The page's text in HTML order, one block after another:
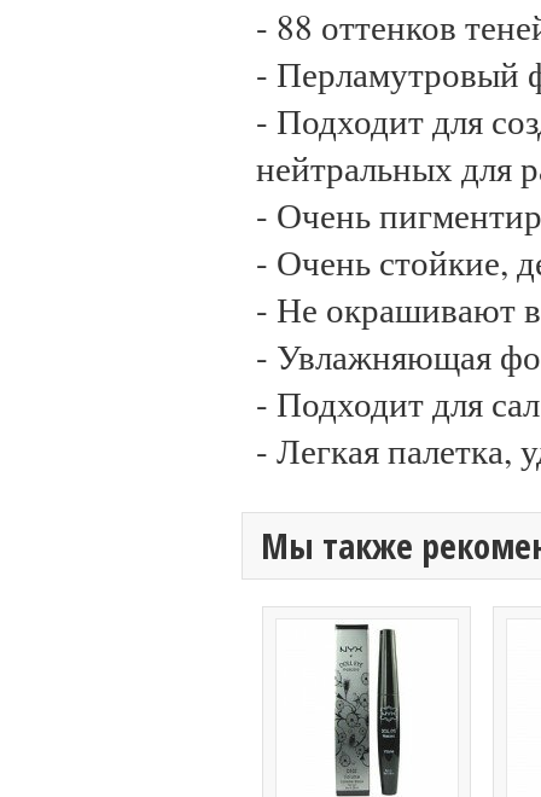
- 88 оттенков
- Перламутровый
- Подходит для
нейтральных для
- Очень
- Очень стойкие,
- Не окрашивают
- Увлажняющая
- Подходит для
- Легкая палетка,
Мы также